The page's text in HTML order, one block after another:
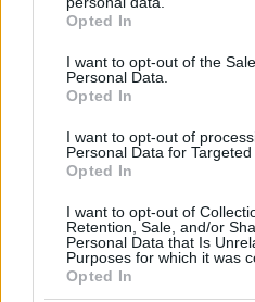
grant or deny consent to
use your data for below
consent section.
Opted In
I want to opt-out of the
Personal Data.
Opted In
I want to opt-out of
Personal Data for Targeted
Opted In
I want to opt-out of
Retention, Sale, and/or
Personal Data that Is
Purposes for which it was
Opted In